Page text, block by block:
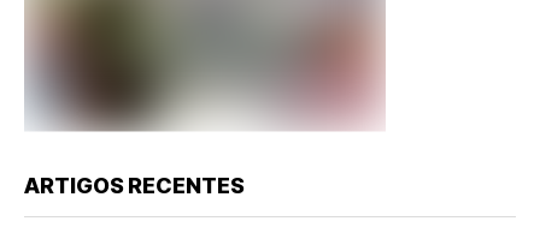
ARTIGOS RECENTES